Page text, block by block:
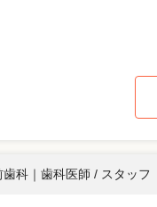
歯科 ｜ 歯科医師 / スタッフ